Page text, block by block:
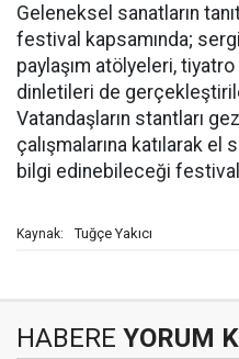
Geleneksel sanatların
festival kapsamında;
paylaşım atölyeleri,
dinletileri de
Vatandaşların stantları
çalışmalarına katılarak el
bilgi edinebileceği
Kaynak: Tuğçe Yakıcı
HABERE YORUM